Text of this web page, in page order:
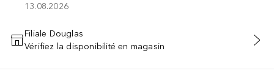
13.08.2026
AJOUTER AU PANIER
Filiale Douglas
Vérifiez la disponibilité en magasin